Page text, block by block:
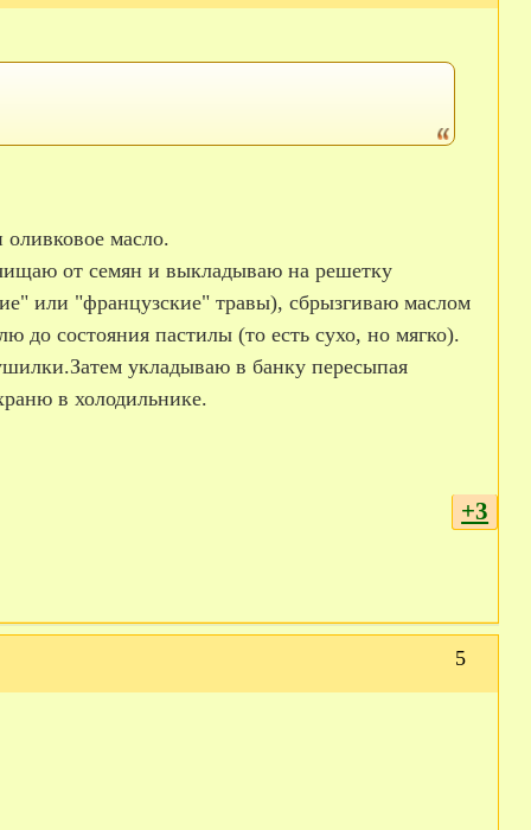
оливковое масло.
от семян и выкладываю на решетку
или "французские" травы), сбрызгиваю маслом
до состояния пастилы (то есть сухо, но мягко).
укладываю в банку пересыпая
в холодильнике.
+3
5